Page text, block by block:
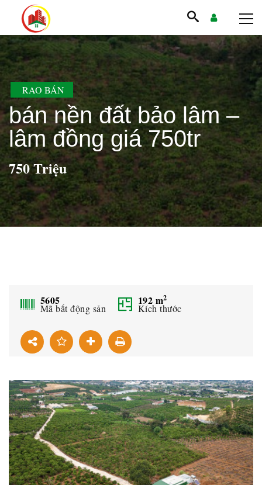
RAO BÁN
bán nền đất bảo lâm –
lâm đồng giá 750tr
750 Triệu
5605
Mã bất động sản
192 m2
Kích thước